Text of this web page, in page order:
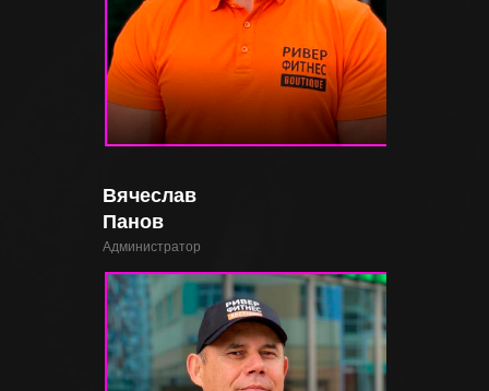
Вячеслав
Панов
Администратор